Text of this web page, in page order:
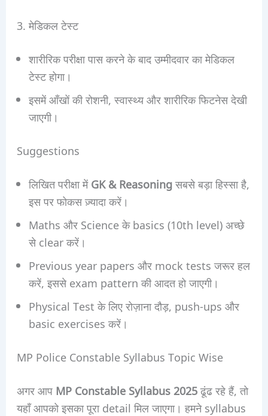
3. मेडिकल टेस्ट
शारीरिक परीक्षा पास करने के बाद उम्मीदवार का मेडिकल
टेस्ट होगा।
इसमें आँखों की रोशनी, स्वास्थ्य और शारीरिक फिटनेस देखी
जाएगी।
Suggestions
लिखित परीक्षा मेंGK & Reasoningसबसे बड़ा हिस्सा है,
इस पर फोकस ज़्यादा करें।
Maths और Science के basics (10th level) अच्छे
से clear करें।
Previous year papers और mock tests जरूर हल
करें, इससे exam pattern की आदत हो जाएगी।
Physical Test के लिए रोज़ाना दौड़, push-ups और
basic exercises करें।
MP Police Constable Syllabus Topic Wise
अगर आप MP Constable Syllabus 2025ढूंढ रहे हैं, तो
यहाँ आपको इसका पूरा detail मिल जाएगा। हमने syllabus